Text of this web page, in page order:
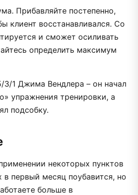
Прибавляйте постепенно,
клиент восстанавливался. Со
и сможет осиливать
определить максимум
3/1 Джима Вендлера – он начал
упражнения тренировки, а
подсобку.
некоторых пунктов
в первый месяц поубавится, но
больше в